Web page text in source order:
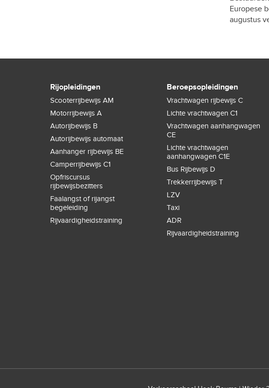
Europese
augustus
Rijopleidingen
Scooterrijbewijs AM
Motorrijbewijs A
Autorijbewijs B
Autorijbewijs automaat
Aanhanger rijbewijs BE
Camperrijbewijs C1
Opfriscursus
rijbewijsbezitters
Faalangst of rijangst
begeleiding
Rijvaardigheidstraining
Beroepsopleidingen
Vrachtwagen rijbewijs C
Lichte vrachtwagen C1
Vrachtwagen aanhangwagen
CE
Lichte vrachtwagen
aanhangwagen C1E
Bus Rijbewijs D
Trekkerrijbewijs T
LZV
Taxi
ADR
Rijvaardigheidstraining